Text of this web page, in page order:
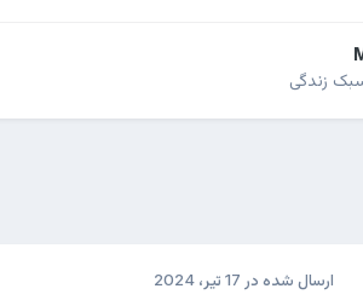
زندگی
ارسال شده در 17 تیر، 2024